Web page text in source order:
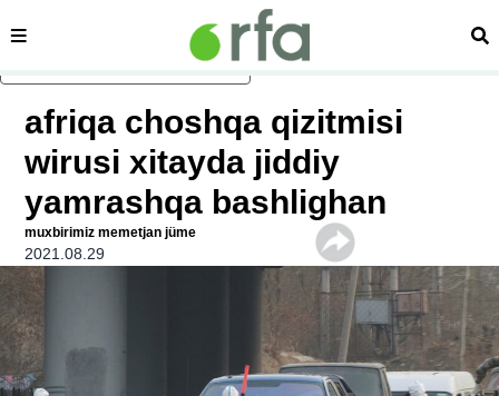
asasliq mezmungha atlang
sehipe
afriqa choshqa qizitmisi
wirusi xitayda jiddiy
yamrashqa bashlighan
muxbirimiz memetjan jüme
2021.08.29